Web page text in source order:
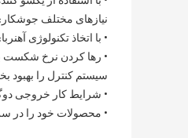
نیازهای مختلف
• با اتخاذ تکنولوژی
سیستم کنترل را بهبود
• شرایط کار خروجی
• محصولات خود را در